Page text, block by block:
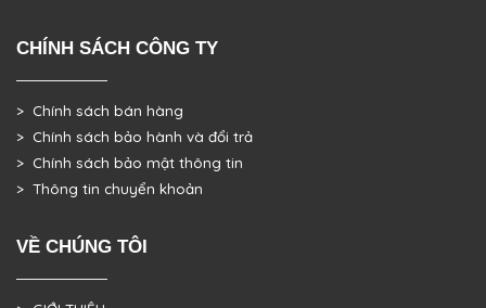
CHÍNH SÁCH CÔNG TY
> Chính sách bán hàng
> Chính sách bảo hành và đổi trả
> Chính sách bảo mật thông tin
> Thông tin chuyển khoản
VỀ CHÚNG TÔI